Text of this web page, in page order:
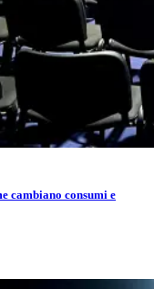
cambiano consumi e